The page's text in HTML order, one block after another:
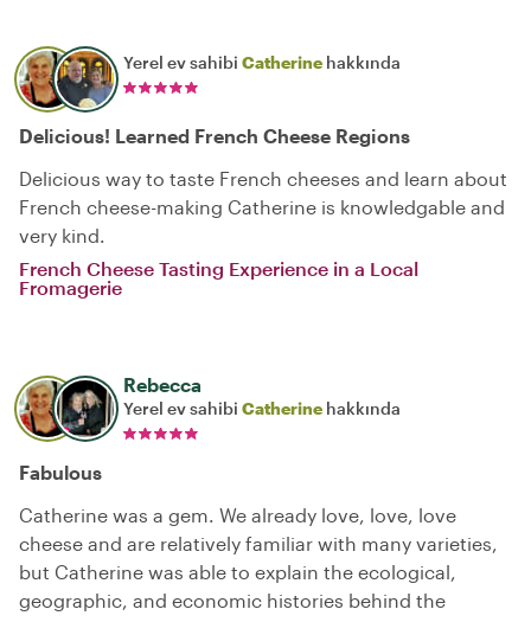
Yerel ev sahibi Catherine hakkında
Delicious! Learned French Cheese Regions
Delicious way to taste French cheeses and learn about
French cheese-making Catherine is knowledgable and
very kind.
French Cheese Tasting Experience in a Local
Fromagerie
Rebecca
Yerel ev sahibi Catherine hakkında
Fabulous
Catherine was a gem. We already love, love, love
cheese and are relatively familiar with many varieties,
but Catherine was able to explain the ecological,
geographic, and economic histories behind the